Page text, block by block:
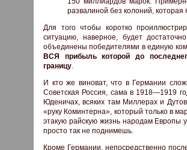
развалиной без колоний,
Для того чтобы коротко
ситуацию, наверное, будет
объединены победителями в единую
ВСЯ прибыль которой до
границу
И кто же виноват, что в Германии
Советская Россия, сама в 1918—1919
Юденичах, всяких там Миллерах и
«руку Коминтерна», который только в
этакую райскую жизнь народам Европы
просто так не поднимешь.
Кроме Германии, непосредственно